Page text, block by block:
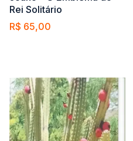
Rei Solitário
R$ 65,00